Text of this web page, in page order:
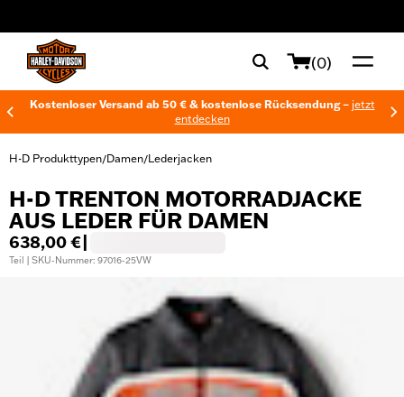
(0)
Kostenloser Versand ab 50 € & kostenlose Rücksendung – jetzt
entdecken
H-D Produkttypen/Damen/Lederjacken
H-D TRENTON MOTORRADJACKE
AUS LEDER FÜR DAMEN
638,00 €
Teil | SKU-Nummer: 97016-25VW